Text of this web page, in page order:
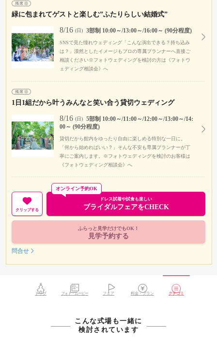
緑に包まれてゲストと楽しむ”ふたりらしい結婚式”
8/16 (日) 3部制 10:00～/13:00～/16:00～ (90分程度)
SNSで見た憧れウェディング「こんな演出できる？持ち込み
は？」漠然としたイメージもプロの専属プランナーへ直接ご
相談ください※フォトウェディングを検討の方は《フォトウ
ェディング相談会》へ
1日1組だから叶うみんなと笑い合う貸切ウェディング
8/16 (日)
5部制 10:00～/11:00～/12:00～/13:00～/14:
00～ (90分程度)
貸切だから館内をゆったり自由に楽しめる特別な一日に。
「何から始めればいい？」そんな不安も専属プランナーが丁
寧にご案内します。※フォトウェディングを検討のお客様は
《フォトウェディング相談会》へ
クリップする
ドレス試着や試食も楽しい
ブライダルフェアをCHECK
オンライン予約OK
ふらっと見学だけでもOK！
見学予約する
問合せ
トップ フォト・ムービー フェア 料金・プラン クチコミ
こんな式場も一緒に
検討されています